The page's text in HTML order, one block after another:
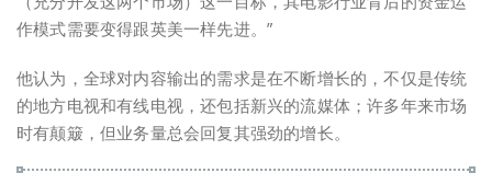
作模式需要变得跟英美一样先进。”
他认为，全球对内容输出的需求是在不断增长的，不仅是传统
的地方电视和有线电视，还包括新兴的流媒体；许多年来市场
时有颠簸，但业务量总会回复其强劲的增长。